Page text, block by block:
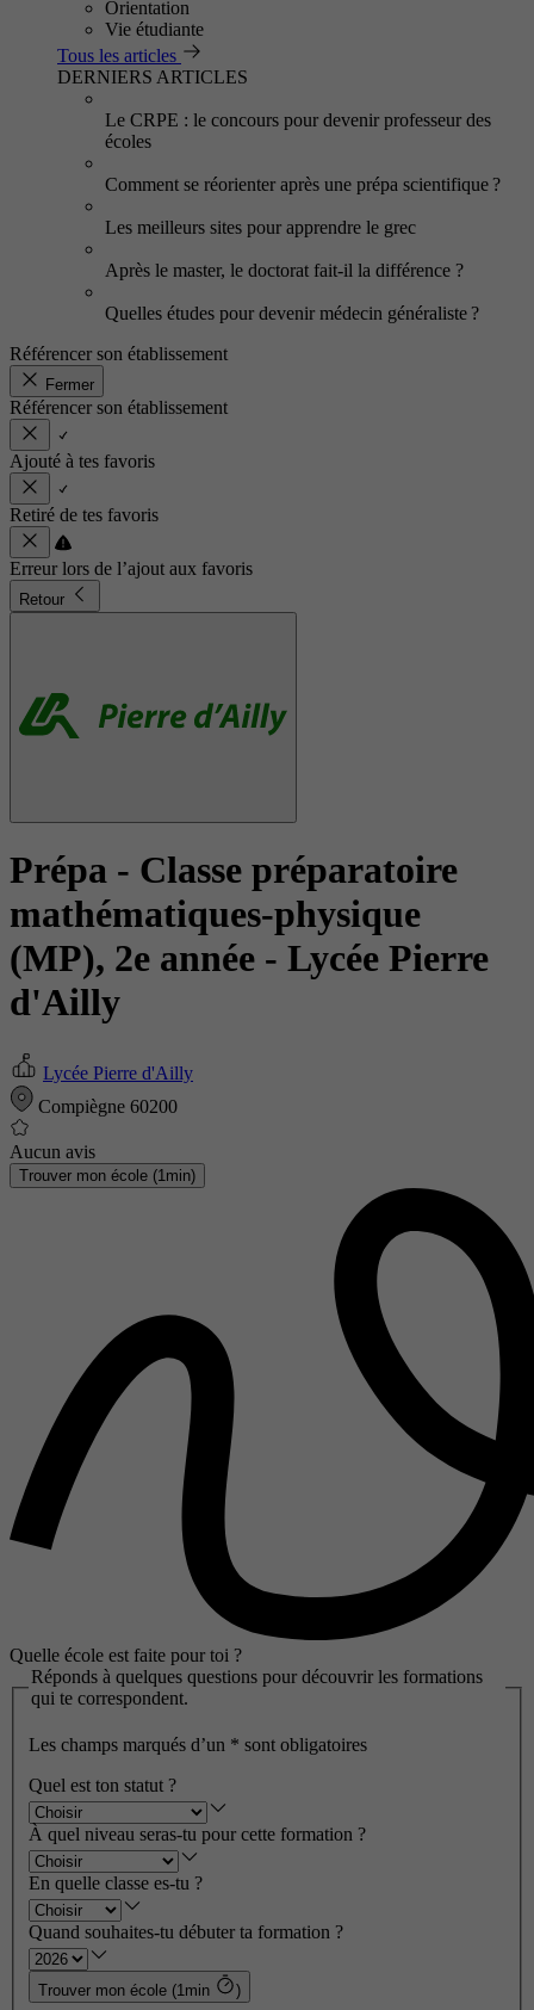
Orientation
Vie étudiante
Tous les articles
DERNIERS ARTICLES
Le CRPE : le concours pour devenir professeur des
écoles
Comment se réorienter après une prépa scientifique ?
Les meilleurs sites pour apprendre le grec
Après le master, le doctorat fait-il la différence ?
Quelles études pour devenir médecin généraliste ?
Référencer son établissement
Fermer
Référencer son établissement
Ajouté à tes favoris
Retiré de tes favoris
Erreur lors de l’ajout aux favoris
Retour
Prépa - Classe préparatoire
mathématiques-physique
(MP), 2e année - Lycée Pierre
d'Ailly
Lycée Pierre d'Ailly
Compiègne 60200
Aucun avis
Trouver mon école (1min)
Quelle école est faite pour toi ?
Réponds à quelques questions pour découvrir les formations
qui te correspondent.
Les champs marqués d’un * sont obligatoires
Quel est ton statut ?
À quel niveau seras-tu pour cette formation ?
En quelle classe es-tu ?
Quand souhaites-tu débuter ta formation ?
Trouver mon école (1min )